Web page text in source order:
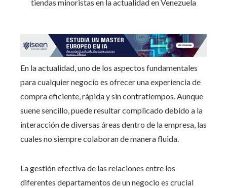
En la actualidad, uno de los aspectos fundamentales
para cualquier negocio es ofrecer una experiencia de
compra eficiente, rápida y sin contratiempos. Aunque
suene sencillo, puede resultar complicado debido a la
interacción de diversas áreas dentro de la empresa, las
cuales no siempre colaboran de manera fluida.
La gestión efectiva de las relaciones entre los
diferentes departamentos de un negocio es crucial